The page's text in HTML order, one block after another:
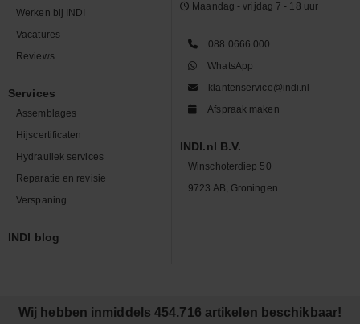
Werken bij INDI
Vacatures
Reviews
Services
Assemblages
Hijscertificaten
Hydrauliek services
Reparatie en revisie
Verspaning
INDI blog
Maandag - vrijdag 7 - 18 uur
088 0666 000
WhatsApp
klantenservice@indi.nl
Afspraak maken
INDI.nl B.V.
Winschoterdiep 50
9723 AB, Groningen
Wij hebben inmiddels 454.716 artikelen beschikbaar!